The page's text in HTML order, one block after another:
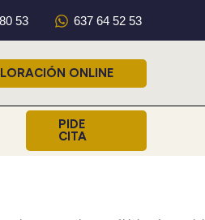
53 637 64 52 53
ONLINE
PIDE
CITA